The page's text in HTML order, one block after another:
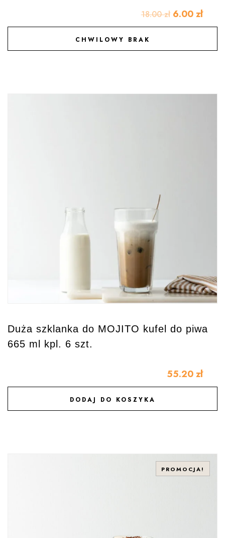
18.00zł 6.00 zł
CHWILOWY BRAK
DODAJ DO ULUBIONYCH
Duża szklanka do MOJITO kufel do piwa
665 ml kpl. 6 szt.
55.20 zł
DODAJ DO KOSZYKA
DODAJ DO ULUBIONYCH
PROMOCJA!